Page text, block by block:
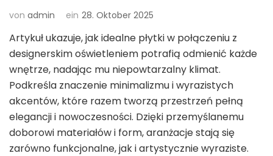
von admin ein 28. Oktober 2025
Artykuł ukazuje, jak idealne płytki w połączeniu z
designerskim oświetleniem potrafią odmienić każde
wnętrze, nadając mu niepowtarzalny klimat.
Podkreśla znaczenie minimalizmu i wyrazistych
akcentów, które razem tworzą przestrzeń pełną
elegancji i nowoczesności. Dzięki przemyślanemu
doborowi materiałów i form, aranżacje stają się
zarówno funkcjonalne, jak i artystycznie wyraziste.